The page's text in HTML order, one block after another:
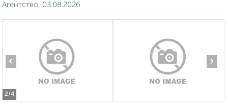
Агентство, 03.08.2026
2/4
‹ ›